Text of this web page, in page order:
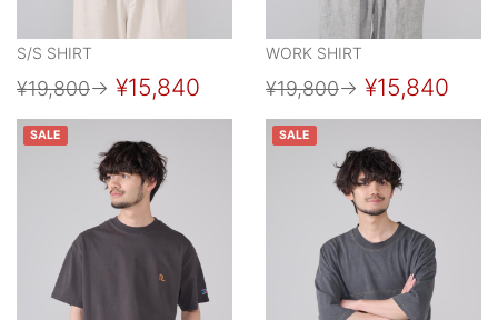
S/S SHIRT
¥19,800→ ¥15,840
WORK SHIRT
¥19,800→ ¥15,840
SALE SALE